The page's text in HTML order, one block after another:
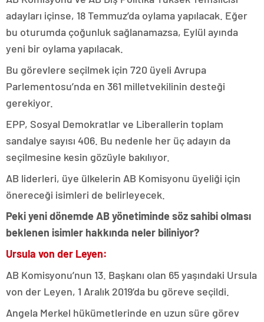
adayları içinse, 18 Temmuz’da oylama yapılacak. Eğer
bu oturumda çoğunluk sağlanamazsa, Eylül ayında
yeni bir oylama yapılacak.
Bu görevlere seçilmek için 720 üyeli Avrupa
Parlementosu’nda en 361 milletvekilinin desteği
gerekiyor.
EPP, Sosyal Demokratlar ve Liberallerin toplam
sandalye sayısı 406. Bu nedenle her üç adayın da
seçilmesine kesin gözüyle bakılıyor.
AB liderleri, üye ülkelerin AB Komisyonu üyeliği için
önereceği isimleri de belirleyecek.
Peki yeni dönemde AB yönetiminde söz sahibi olması
beklenen isimler hakkında neler biliniyor?
Ursula von der Leyen:
AB Komisyonu’nun 13. Başkanı olan 65 yaşındaki Ursula
von der Leyen, 1 Aralık 2019’da bu göreve seçildi.
Angela Merkel hükümetlerinde en uzun süre görev